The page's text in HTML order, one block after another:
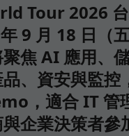
Tour 2026
9 月 18 日（
焦 AI 應用、
、資安與監控
，適合 IT 管
企業決策者參